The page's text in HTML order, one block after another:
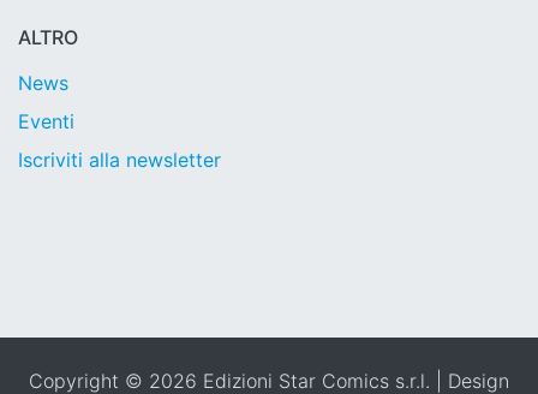
ALTRO
News
Eventi
Iscriviti alla newsletter
Copyright © 2026 Edizioni Star Comics s.r.l. | Design